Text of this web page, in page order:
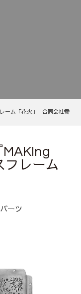
ーム「花火」 | 合同会社雲
MAKIng
フレーム
ーツ